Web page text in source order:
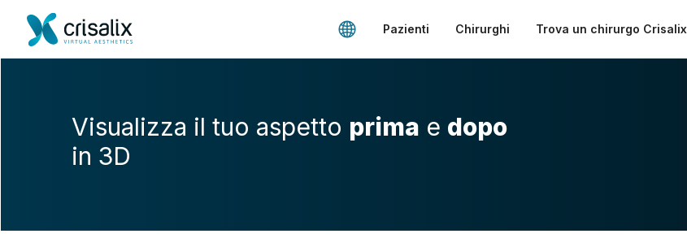
Pazienti Chirurghi Trova un chirurgo Crisalix
Visualizza il tuo aspetto prima e dopo
in 3D